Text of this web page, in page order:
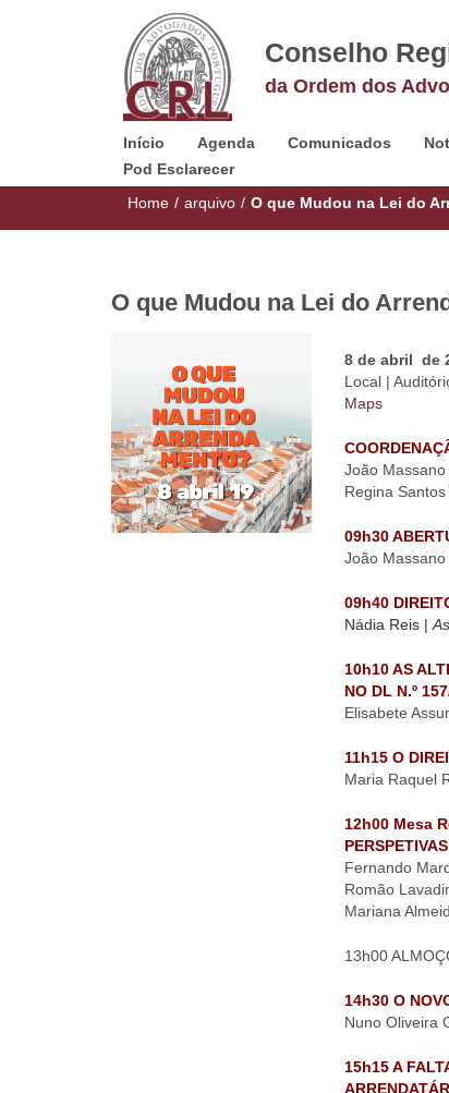
Conselho
da Ordem dos
Início Agenda Comunicados
Pod Esclarecer
Home / arquivo / O que Mudou na Lei do
O que Mudou na Lei do
8 de abril de
Local |
Maps
João Massano
Regina
09h30
João Massano
09h40
Nádia Reis |
10h10 AS
NO DL N.º
Elisabete
11h15 O
Maria Raquel
12h00 Mesa
Fernando
Romão
Mariana
13h00
14h30 O
Nuno Oliveira
15h15 A